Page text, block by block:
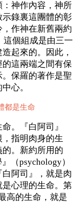
神作內容，神所
錄裏這團體的彰
作神在新舊兩約
這個組成是由三一
起來的。因此，
這兩端之間有保
保羅的著作是聖
心。
都是生命
。『白阿司』
，指明肉身的生
。新約所用的
（psychology）
阿司』，就是肉
心理的生命。第
高的生命，就是